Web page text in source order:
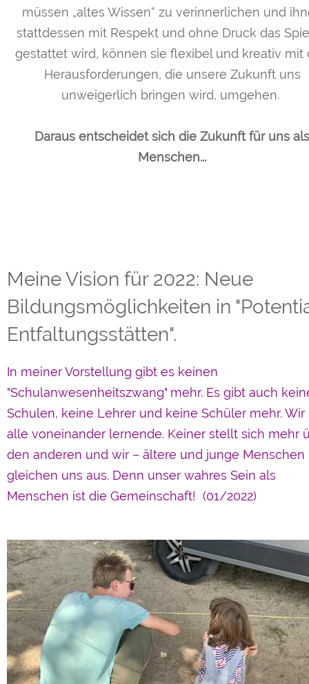
müssen „altes Wissen“ zu verinnerlichen und
stattdessen mit Respekt und ohne Druck das
gestattet wird, können sie flexibel und kreativ mit
Herausforderungen, die unsere Zukunft uns
unweigerlich bringen wird, umgehen.
Daraus entscheidet sich die Zukunft für uns
Menschen...
Meine Vision für 2022: Neue
Bildungsmöglichkeiten in
Entfaltungsstätten".
In meiner Vorstellung gibt es keinen
"Schulanwesenheitszwang" mehr. Es gibt auch
Schulen, keine Lehrer und keine Schüler mehr. Wir
alle voneinander lernende. Keiner stellt sich mehr
den anderen und wir – ältere und junge Menschen
gleichen uns aus. Denn unser wahres Sein als
Menschen ist die Gemeinschaft! (01/2022)